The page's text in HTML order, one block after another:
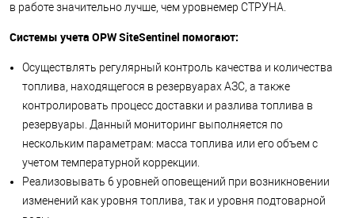
в работе значительно лучше, чем уровнемер СТРУНА.
Системы учета OPW SiteSentinel помогают:
Осуществлять регулярный контроль качества и количества
топлива, находящегося в резервуарах АЗС, а также
контролировать процесс доставки и разлива топлива в
резервуары. Данный мониторинг выполняется по
нескольким параметрам: масса топлива или его объем с
учетом температурной коррекции.
Реализовывать 6 уровней оповещений при возникновении
изменений как уровня топлива, так и уровня подтоварной